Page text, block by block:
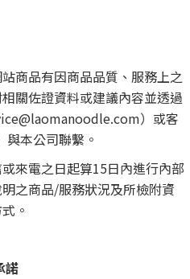
商品有因商品品質、服務上之
關佐證資料或建議內容並透過
）或客
本公司聯繫。
來電之日起算15日內進行內部
之商品/服務狀況及所檢附資
。
諾